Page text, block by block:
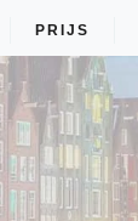
PRIJS